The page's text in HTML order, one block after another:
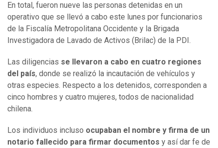
En total, fueron nueve las personas detenidas en un
operativo que se llevó a cabo este lunes por funcionarios
de la Fiscalía Metropolitana Occidente y la Brigada
Investigadora de Lavado de Activos (Brilac) de la PDI.
Las diligencias se llevaron a cabo en cuatro regiones
del país, donde se realizó la incautación de vehículos y
otras especies. Respecto a los detenidos, corresponden a
cinco hombres y cuatro mujeres, todos de nacionalidad
chilena.
Los individuos incluso ocupaban el nombre y firma de un
notario fallecido para firmar documentos y así dar fe de